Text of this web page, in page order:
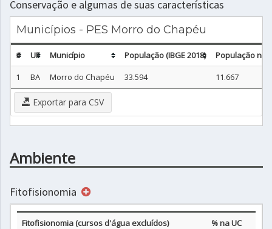
Conservação e algumas de suas características
Municípios - PES Morro do Chapéu
# UF Município População (IBGE 2018)
População não
1
BA Morro do Chapéu 33.594 11.667
Exportar para CSV
Ambiente
Fitofisionomia
Fitofisionomia (cursos d'água excluídos)
% na UC